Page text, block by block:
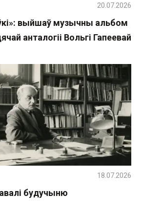
выйшаў музычны альбом
анталогіі Вольгі Гапеевай
20.07.2026
будучыню
18.07.2026